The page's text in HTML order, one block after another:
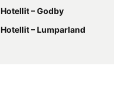
Hotellit – Godby
Hotellit – Lumparland